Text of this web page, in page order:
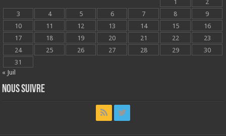
1
2
3
4 5 6 7 8
9
10
11 12 13 14 15
16
17
18 19 20 21 22
23
24
25 26 27 28 29
30
31
« Juil
Nous suivre